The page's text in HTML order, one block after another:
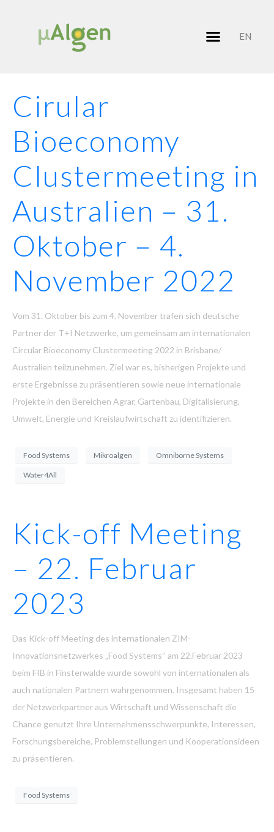
EN
Cirular
Bioeconomy
Clustermeeting in
Australien – 31.
Oktober – 4.
November 2022
Vom 31. Oktober bis zum 4. November trafen sich deutsche
Partner der T+I Netzwerke, um gemeinsam am internationalen
Circular Bioeconomy Clustermeeting 2022 in Brisbane/
Australien teilzunehmen. Ziel war es, bisherigen Projekte und
erste Ergebnisse zu präsentieren sowie neue internationale
Projekte in den Bereichen Agrar, Gartenbau, Digitalisierung,
Umwelt, Energie und Kreislaufwirtschaft zu identifizieren.
Food Systems Mikroalgen Omniborne Systems
Water4All
Kick-off Meeting
– 22. Februar
2023
Das Kick-off Meeting des internationalen ZIM-
Innovationsnetzwerkes „Food Systems“ am 22.Februar 2023
beim FIB in Finsterwalde wurde sowohl von internationalen als
auch nationalen Partnern wahrgenommen. Insgesamt haben 15
der Netzwerkpartner aus Wirtschaft und Wissenschaft die
Chance genutzt Ihre Unternehmensschwerpunkte, Interessen,
Forschungsbereiche, Problemstellungen und Kooperationsideen
zu präsentieren.
Food Systems